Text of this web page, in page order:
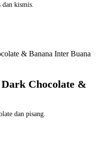
kismis.
Chocolate &
dan pisang.